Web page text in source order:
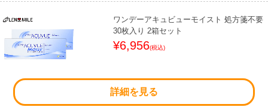
ワンデーアキュビューモイスト 処方箋不要
30枚入り 2箱セット
¥6,956(税込)
詳細を見る